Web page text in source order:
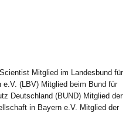
Mitglied im Landesbund für
e.V. (LBV) Mitglied beim Bund für
Deutschland (BUND) Mitglied der
in Bayern e.V. Mitglied der